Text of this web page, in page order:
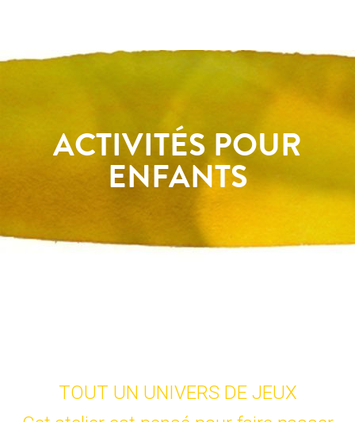
ACTIVITÉS POUR
ENFANTS
TOUT UN UNIVERS DE JEUX